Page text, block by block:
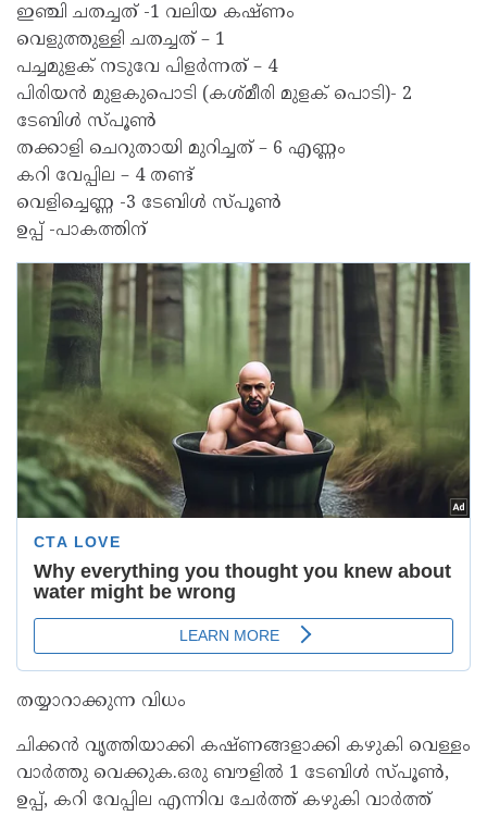
ഇഞ്ചി ചതച്ചത് -1 വലിയ കഷ്ണം
വെളുത്തുള്ളി ചതച്ചത് – 1
പച്ചമുളക് നടുവേ പിളർന്നത് – 4
പിരിയൻ മുളകുപൊടി (കശ്മീരി മുളക് പൊടി)- 2
ടേബിൾ സ്പൂൺ
തക്കാളി ചെറുതായി മുറിച്ചത് – 6 എണ്ണം
കറി വേപ്പില – 4 തണ്ട്
വെളിച്ചെണ്ണ -3 ടേബിൾ സ്പൂൺ
ഉപ്പ്‌ -പാകത്തിന്
തയ്യാറാക്കുന്ന വിധം
ചിക്കൻ വൃത്തിയാക്കി കഷ്ണങ്ങളാക്കി കഴുകി വെള്ളം
വാർത്തു വെക്കുക.ഒരു ബൗളിൽ 1 ടേബിൾ സ്പൂൺ,
ഉപ്പ്‌, കറി വേപ്പില എന്നിവ ചേർത്ത് കഴുകി വാർത്ത്